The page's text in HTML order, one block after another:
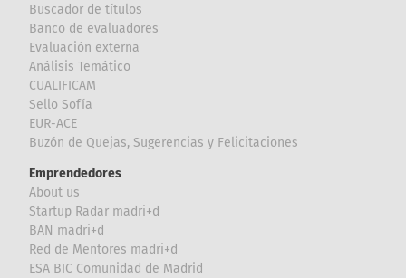
Buscador de títulos
Banco de evaluadores
Evaluación externa
Análisis Temático
CUALIFICAM
Sello Sofía
EUR-ACE
Buzón de Quejas, Sugerencias y Felicitaciones
Emprendedores
About us
Startup Radar madri+d
BAN madri+d
Red de Mentores madri+d
ESA BIC Comunidad de Madrid